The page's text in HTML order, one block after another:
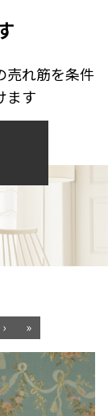
売れ筋を条件
ます
› »